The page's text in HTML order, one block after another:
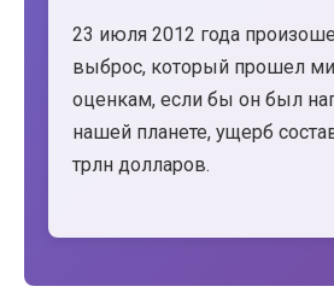
23 июля 2012 года
выброс, который прошел
оценкам, если бы он был
нашей планете, ущерб
трлн долларов.